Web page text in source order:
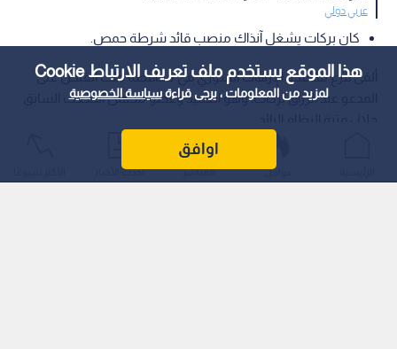
هذا الموقع يستخدم ملف تعريف الارتباط Cookie
لمزيد من المعلومات ، يرجى قراءةسياسة الخصوصية
اوافق
عربي دولي
كان بركات يشغل آنذاك منصب قائد شرطة حمص.
ألقى فرع مكافحة الإرهاب السوري في محافظة حلب القبض على
المدعو عبد الرزاق بركات، وهو العميد وعضو مجلس الشعب السابق
عواجل المباشر أحدث الأخبار